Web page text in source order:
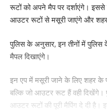
रूटों को अपने मैप पर दर्शाएंगे। इससे
आउटर रूटों से मसूरी जाएंगे और शहर
पुलिस के अनुसार, इन तीनों में पुलिस
मैपल दिखाएंगे।
इन एप में मसूरी जाने के लिए शहर के
बल्कि जो आउटर रूट हैं वही
आउटर रूटों की पूरी मैपिंग दे दी है।